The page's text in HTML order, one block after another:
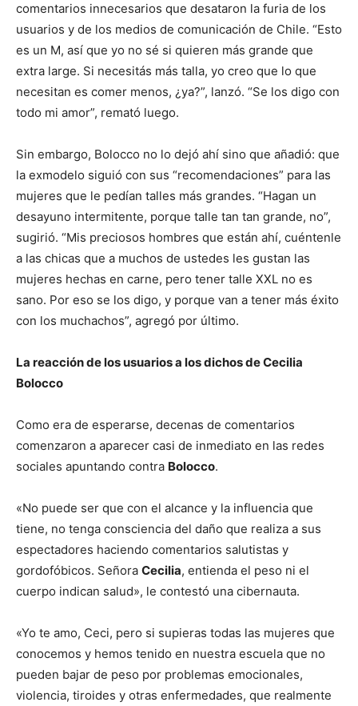
comentarios innecesarios que desataron la furia de los
usuarios y de los medios de comunicación de Chile. “Esto
es un M, así que yo no sé si quieren más grande que
extra large. Si necesitás más talla, yo creo que lo que
necesitan es comer menos, ¿ya?”, lanzó. “Se los digo con
todo mi amor”, remató luego.
Sin embargo, Bolocco no lo dejó ahí sino que añadió: que
la exmodelo siguió con sus “recomendaciones” para las
mujeres que le pedían talles más grandes. “Hagan un
desayuno intermitente, porque talle tan tan grande, no”,
sugirió. “Mis preciosos hombres que están ahí, cuéntenle
a las chicas que a muchos de ustedes les gustan las
mujeres hechas en carne, pero tener talle XXL no es
sano. Por eso se los digo, y porque van a tener más éxito
con los muchachos”, agregó por último.
La reacción de los usuarios a los dichos de Cecilia
Bolocco
Como era de esperarse, decenas de comentarios
comenzaron a aparecer casi de inmediato en las redes
sociales apuntando contra Bolocco.
«No puede ser que con el alcance y la influencia que
tiene, no tenga consciencia del daño que realiza a sus
espectadores haciendo comentarios salutistas y
gordofóbicos. Señora Cecilia, entienda el peso ni el
cuerpo indican salud», le contestó una cibernauta.
«Yo te amo, Ceci, pero si supieras todas las mujeres que
conocemos y hemos tenido en nuestra escuela que no
pueden bajar de peso por problemas emocionales,
violencia, tiroides y otras enfermedades, que realmente